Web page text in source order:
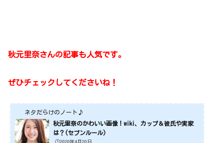
秋元里奈さんの記事も人気です。
ぜひチェックしてくださいね！
ネタだらけのノート♪
秋元里奈のかわいい画像！wiki、カップ＆彼氏や実家
は？(セブンルール)
🕒️2020年4月20日